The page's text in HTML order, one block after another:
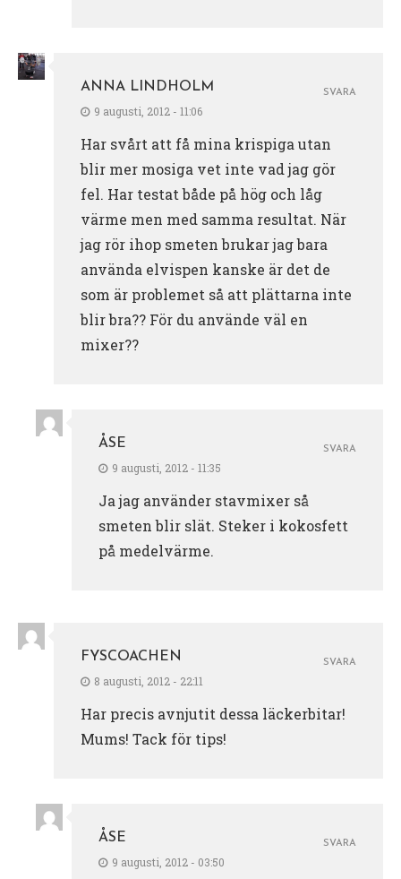
ANNA LINDHOLM
9 augusti, 2012 - 11:06
Har svårt att få mina krispiga utan
blir mer mosiga vet inte vad jag gör
fel. Har testat både på hög och låg
värme men med samma resultat. När
jag rör ihop smeten brukar jag bara
använda elvispen kanske är det de
som är problemet så att plättarna inte
blir bra?? För du använde väl en
mixer??
SVARA
ÅSE
9 augusti, 2012 - 11:35
Ja jag använder stavmixer så
smeten blir slät. Steker i kokosfett
på medelvärme.
SVARA
FYSCOACHEN
8 augusti, 2012 - 22:11
Har precis avnjutit dessa läckerbitar!
Mums! Tack för tips!
SVARA
ÅSE
9 augusti, 2012 - 03:50
SVARA